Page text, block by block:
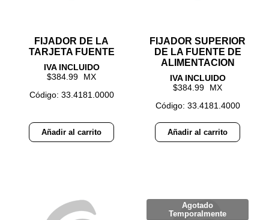
FIJADOR DE LA
TARJETA FUENTE
384.99
Código: 33.4181.0000
Añadir al carrito
FIJADOR SUPERIOR
DE LA FUENTE DE
ALIMENTACION
384.99
Código: 33.4181.4000
Añadir al carrito